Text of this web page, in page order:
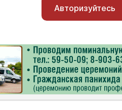
Авторизуйтесь